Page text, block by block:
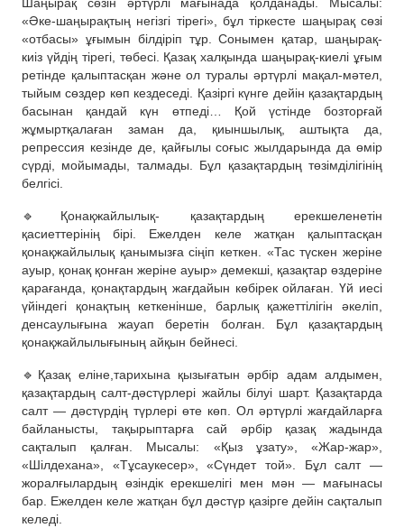
Шаңырақ сөзін әртүрлі мағынада қолданады. Мысалы:
«Әке-шаңырақтың негізгі тірегі», бұл тіркесте шаңырақ сөзі
«отбасы» ұғымын білдіріп тұр. Сонымен қатар, шаңырақ-
киіз үйдің тірегі, төбесі. Қазақ халқында шаңырақ-киелі ұғым
ретінде қалыптасқан және ол туралы әртүрлі мақал-мәтел,
тыйым сөздер көп кездеседі. Қазіргі күнге дейін қазақтардың
басынан қандай күн өтпеді… Қой үстінде бозторғай
жұмыртқалаған заман да, қиыншылық, аштықта да,
репрессия кезінде де, қайғылы соғыс жылдарында да өмір
сүрді, мойымады, талмады. Бұл қазақтардың төзімділігінің
белгісі.
🔹Қонақжайлылық- қазақтардың ерекшеленетін
қасиеттерінің бірі. Ежелден келе жатқан қалыптасқан
қонақжайлылық қанымызға сіңіп кеткен. «Тас түскен жеріне
ауыр, қонақ қонған жеріне ауыр» демекші, қазақтар өздеріне
қарағанда, қонақтардың жағдайын көбірек ойлаған. Үй иесі
үйіндегі қонақтың кеткенінше, барлық қажеттілігін әкеліп,
денсаулығына жауап беретін болған. Бұл қазақтардың
қонақжайлылығының айқын бейнесі.
🔹Қазақ еліне,тарихына қызығатын әрбір адам алдымен,
қазақтардың салт-дәстүрлері жайлы білуі шарт. Қазақтарда
салт — дәстүрдің түрлері өте көп. Ол әртүрлі жағдайларға
байланысты, тақырыптарға сай әрбір қазақ жадында
сақталып қалған. Мысалы: «Қыз ұзату», «Жар-жар»,
«Шілдехана», «Тұсаукесер», «Сүндет той». Бұл салт —
жоралғылардың өзіндік ерекшелігі мен мән — мағынасы
бар. Ежелден келе жатқан бұл дәстүр қазірге дейін сақталып
келеді.